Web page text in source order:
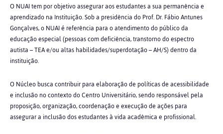
O NUAI tem por objetivo assegurar aos estudantes a sua permanência e
aprendizado na Instituição. Sob a presidência do Prof. Dr. Fábio Antunes
Gonçalves, o NUAI é referência para o atendimento do público da
educação especial (pessoas com deficiência, transtorno do espectro
autista – TEA e/ou altas habilidades/superdotação – AH/S) dentro da
instituição.
O Núcleo busca contribuir para elaboração de políticas de acessibilidade
e inclusão no contexto do Centro Universitário, sendo responsável pela
proposição, organização, coordenação e execução de ações para
assegurar a inclusão dos estudantes à vida acadêmica e profissional.